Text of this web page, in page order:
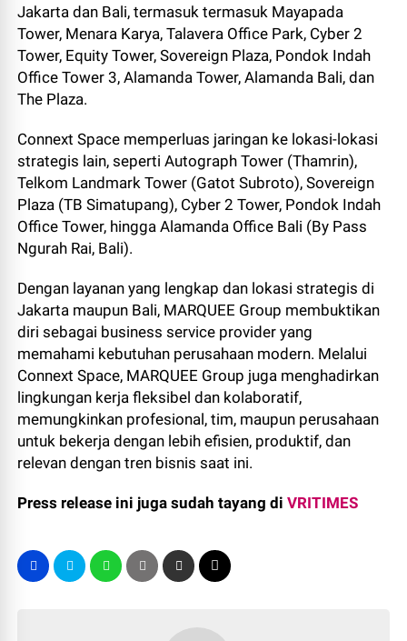
Jakarta dan Bali, termasuk termasuk Mayapada
Tower, Menara Karya, Talavera Office Park, Cyber 2
Tower, Equity Tower, Sovereign Plaza, Pondok Indah
Office Tower 3, Alamanda Tower, Alamanda Bali, dan
The Plaza.
Connext Space memperluas jaringan ke lokasi-lokasi
strategis lain, seperti Autograph Tower (Thamrin),
Telkom Landmark Tower (Gatot Subroto), Sovereign
Plaza (TB Simatupang), Cyber 2 Tower, Pondok Indah
Office Tower, hingga Alamanda Office Bali (By Pass
Ngurah Rai, Bali).
Dengan layanan yang lengkap dan lokasi strategis di
Jakarta maupun Bali, MARQUEE Group membuktikan
diri sebagai business service provider yang
memahami kebutuhan perusahaan modern. Melalui
Connext Space, MARQUEE Group juga menghadirkan
lingkungan kerja fleksibel dan kolaboratif,
memungkinkan profesional, tim, maupun perusahaan
untuk bekerja dengan lebih efisien, produktif, dan
relevan dengan tren bisnis saat ini.
Press release ini juga sudah tayang diVRITIMES